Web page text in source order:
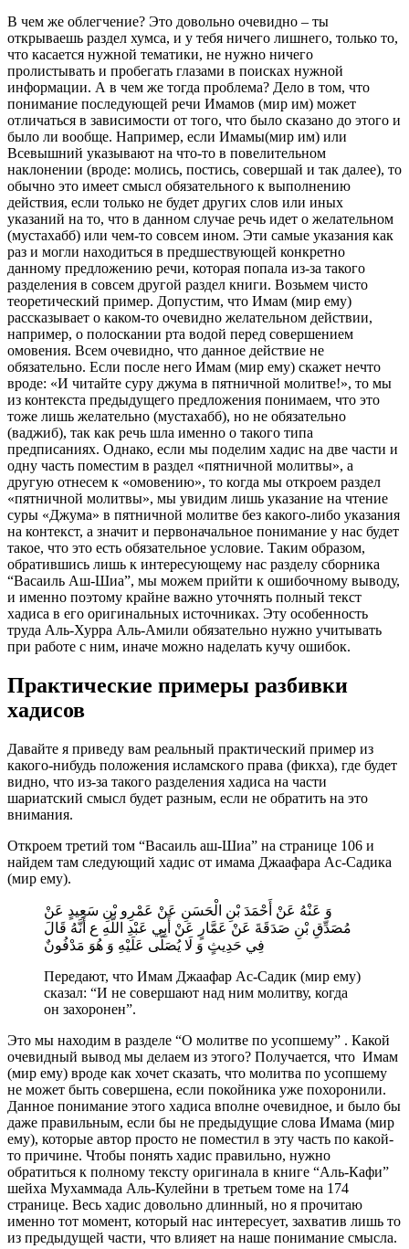
В чем же облегчение? Это довольно очевидно – ты
открываешь раздел хумса, и у тебя ничего лишнего, только то,
что касается нужной тематики, не нужно ничего
пролистывать и пробегать глазами в поисках нужной
информации. А в чем же тогда проблема? Дело в том, что
понимание последующей речи Имамов (мир им) может
отличаться в зависимости от того, что было сказано до этого и
было ли вообще. Например, если Имамы(мир им) или
Всевышний указывают на что-то в повелительном
наклонении (вроде: молись, постись, совершай и так далее), то
обычно это имеет смысл обязательного к выполнению
действия, если только не будет других слов или иных
указаний на то, что в данном случае речь идет о желательном
(мустахабб) или чем-то совсем ином. Эти самые указания как
раз и могли находиться в предшествующей конкретно
данному предложению речи, которая попала из-за такого
разделения в совсем другой раздел книги. Возьмем чисто
теоретический пример. Допустим, что Имам (мир ему)
рассказывает о каком-то очевидно желательном действии,
например, о полоскании рта водой перед совершением
омовения. Всем очевидно, что данное действие не
обязательно. Если после него Имам (мир ему) скажет нечто
вроде: «И читайте суру джума в пятничной молитве!», то мы
из контекста предыдущего предложения понимаем, что это
тоже лишь желательно (мустахабб), но не обязательно
(ваджиб), так как речь шла именно о такого типа
предписаниях. Однако, если мы поделим хадис на две части и
одну часть поместим в раздел «пятничной молитвы», а
другую отнесем к «омовению», то когда мы откроем раздел
«пятничной молитвы», мы увидим лишь указание на чтение
суры «Джума» в пятничной молитве без какого-либо указания
на контекст, а значит и первоначальное понимание у нас будет
такое, что это есть обязательное условие. Таким образом,
обратившись лишь к интересующему нас разделу сборника
“Васаиль Аш-Шиа”, мы можем прийти к ошибочному выводу,
и именно поэтому крайне важно уточнять полный текст
хадиса в его оригинальных источниках. Эту особенность
труда Аль-Хурра Аль-Амили обязательно нужно учитывать
при работе с ним, иначе можно наделать кучу ошибок.
Практические примеры разбивки
хадисов
Давайте я приведу вам реальный практический пример из
какого-нибудь положения исламского права (фикха), где будет
видно, что из-за такого разделения хадиса на части
шариатский смысл будет разным, если не обратить на это
внимания.
Откроем третий том “Васаиль аш-Шиа” на странице 106 и
найдем там следующий хадис от имама Джаафара Ас-Садика
(мир ему).
وَ عَنْهُ عَنْ أَحْمَدَ بْنِ الْحَسَنِ عَنْ عَمْرِو بْنِ سَعِيدٍ عَنْ
مُصَدِّقِ بْنِ صَدَقَةَ عَنْ عَمَّارٍ عَنْ أَبِي عَبْدِ اللَّهِ ع أَنَّهُ قَالَ
فِي حَدِيثٍ وَ لَا يُصَلَّى عَلَيْهِ وَ هُوَ مَدْفُونٌ
Передают, что Имам Джаафар Ас-Садик (мир ему)
сказал: “И не совершают над ним молитву, когда
он захоронен”.
Это мы находим в разделе “О молитве по усопшему” . Какой
очевидный вывод мы делаем из этого? Получается, что Имам
(мир ему) вроде как хочет сказать, что молитва по усопшему
не может быть совершена, если покойника уже похоронили.
Данное понимание этого хадиса вполне очевидное, и было бы
даже правильным, если бы не предыдущие слова Имама (мир
ему), которые автор просто не поместил в эту часть по какой-
то причине. Чтобы понять хадис правильно, нужно
обратиться к полному тексту оригинала в книге “Аль-Кафи”
шейха Мухаммада Аль-Кулейни в третьем томе на 174
странице. Весь хадис довольно длинный, но я прочитаю
именно тот момент, который нас интересует, захватив лишь то
из предыдущей части, что влияет на наше понимание смысла.